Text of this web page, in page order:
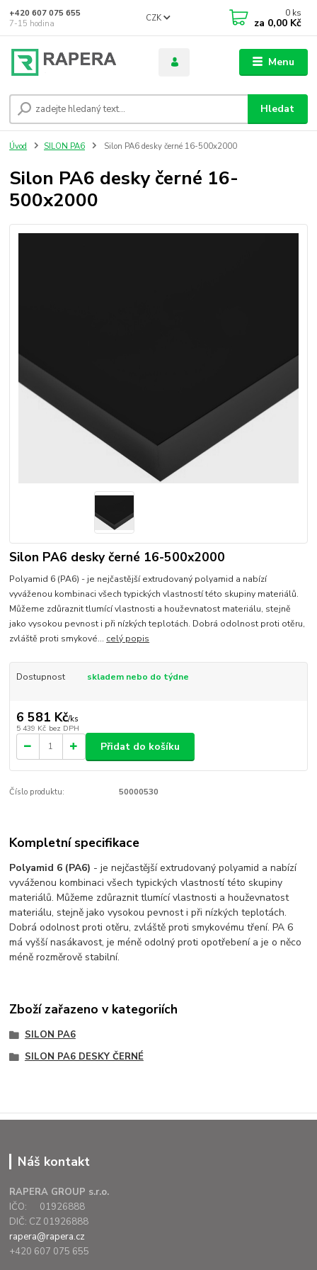
Menu
CZK
Hledat
+420 607 075 655
7-15 hodina
0 ks
za 0,00 Kč
Úvod SILON PA6 Silon PA6 desky černé 16-500x2000
Silon PA6 desky černé 16-
500x2000
Silon PA6 desky černé 16-500x2000
Polyamid 6 (PA6) - je nejčastější extrudovaný polyamid a nabízí
vyváženou kombinaci všech typických vlastností této skupiny materiálů.
Můžeme zdůraznit tlumící vlastnosti a houževnatost materiálu, stejně
jako vysokou pevnost i při nízkých teplotách. Dobrá odolnost proti otěru,
zvláště proti smykové... celý popis
Dostupnost skladem nebo do týdne
6 581 Kč/ks
5 439 Kč bez DPH
Přidat do košíku
Číslo produktu: 50000530
Kompletní specifikace
Polyamid 6 (PA6) - je nejčastější extrudovaný polyamid a nabízí
vyváženou kombinaci všech typických vlastností této skupiny
materiálů. Můžeme zdůraznit tlumící vlastnosti a houževnatost
materiálu, stejně jako vysokou pevnost i při nízkých teplotách.
Dobrá odolnost proti otěru, zvláště proti smykovému tření. PA 6
má vyšší nasákavost, je méně odolný proti opotřebení a je o něco
méně rozměrově stabilní.
Zboží zařazeno v kategoriích
SILON PA6
SILON PA6 DESKY ČERNÉ
Náš kontakt
RAPERA GROUP s.r.o.
IČO: 01926888
DIČ: CZ 01926888
rapera@rapera.cz
+420 607 075 655